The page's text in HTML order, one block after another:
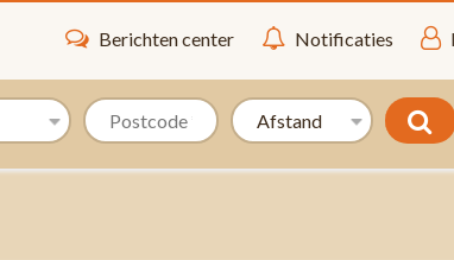
Berichten center Notificaties